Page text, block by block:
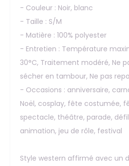
- Couleur : Noir, blanc
- Taille : S/M
- Matière : 100% polyester
- Entretien : Température
30°C, Traitement modéré, Ne
sécher en tambour, Ne pas
- Occasions : anniversaire,
Noël, cosplay, fête costumée,
spectacle, théâtre, parade,
animation, jeu de rôle, festival
Style western affirmé avec un